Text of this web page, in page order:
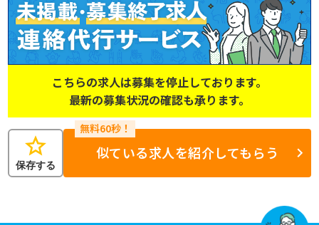
こちらの求人は募集を停止しております。
最新の募集状況の確認も承ります。
star
保存する
似ている求人を紹介してもらう